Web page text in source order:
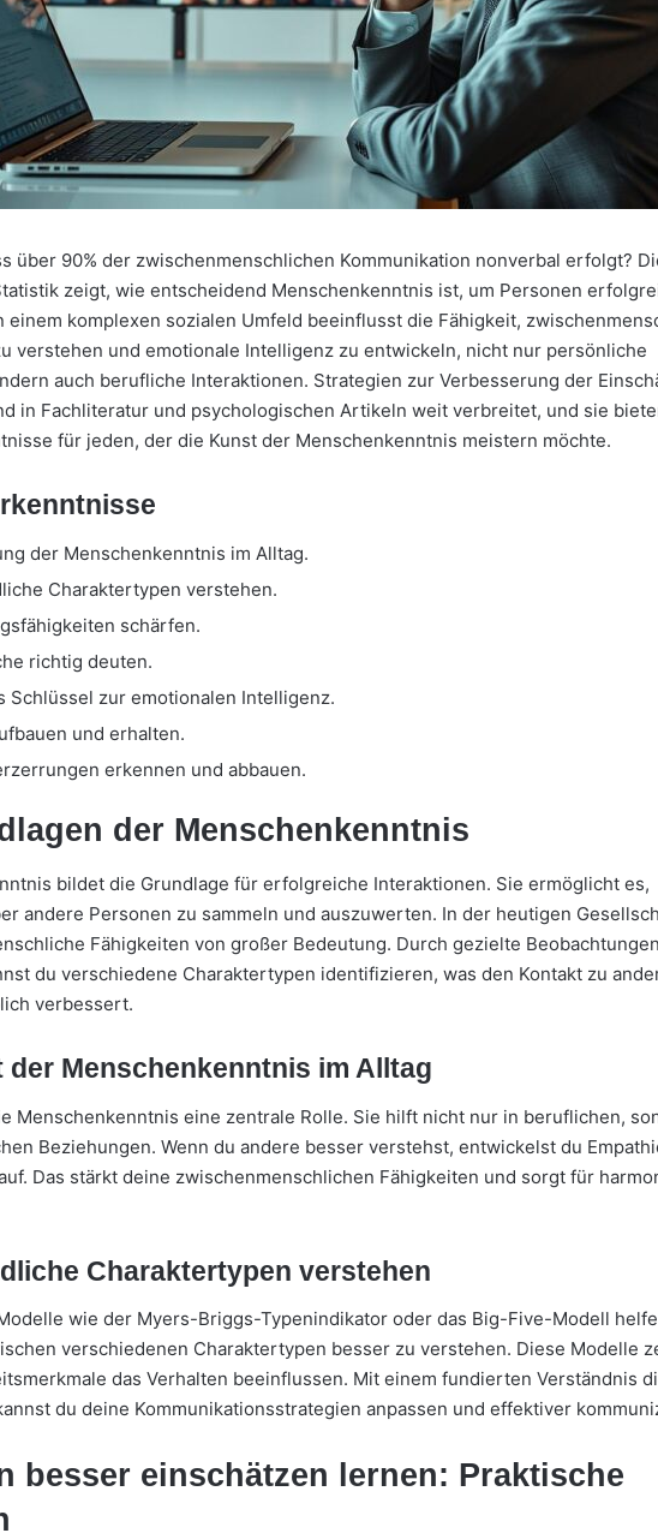
über 90% der zwischenmenschlichen Kommunikation nonverbal erfolgt?
zeigt, wie entscheidend Menschenkenntnis ist, um Personen
einem komplexen sozialen Umfeld beeinflusst die Fähigkeit,
verstehen und emotionale Intelligenz zu entwickeln, nicht nur persönliche
auch berufliche Interaktionen. Strategien zur Verbesserung der
in Fachliteratur und psychologischen Artikeln weit verbreitet, und sie
für jeden, der die Kunst der Menschenkenntnis meistern möchte.
der Menschenkenntnis im Alltag.
Charaktertypen verstehen.
schärfen.
richtig deuten.
Schlüssel zur emotionalen Intelligenz.
und erhalten.
erkennen und abbauen.
der Menschenkenntnis
bildet die Grundlage für erfolgreiche Interaktionen. Sie ermöglicht es,
andere Personen zu sammeln und auszuwerten. In der heutigen
Fähigkeiten von großer Bedeutung. Durch gezielte
du verschiedene Charaktertypen identifizieren, was den Kontakt zu
verbessert.
Menschenkenntnis im Alltag
Menschenkenntnis eine zentrale Rolle. Sie hilft nicht nur in beruflichen,
Beziehungen. Wenn du andere besser verstehst, entwickelst du
Das stärkt deine zwischenmenschlichen Fähigkeiten und sorgt für
Charaktertypen verstehen
wie der Myers-Briggs-Typenindikator oder das Big-Five-Modell
verschiedenen Charaktertypen besser zu verstehen. Diese Modelle
das Verhalten beeinflussen. Mit einem fundierten Verständnis
du deine Kommunikationsstrategien anpassen und effektiver
besser einschätzen lernen: Praktische